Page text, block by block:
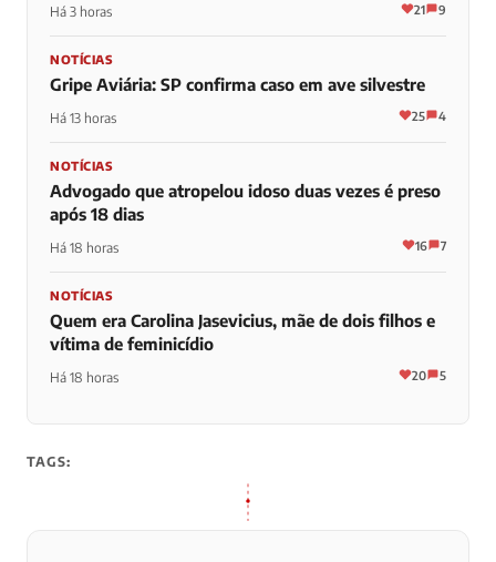
Há 3 horas 21 9
NOTÍCIAS
Gripe Aviária: SP confirma caso em ave silvestre
Há 13 horas 25 4
NOTÍCIAS
Advogado que atropelou idoso duas vezes é preso
após 18 dias
Há 18 horas 16 7
NOTÍCIAS
Quem era Carolina Jasevicius, mãe de dois filhos e
vítima de feminicídio
Há 18 horas 20 5
TAGS: